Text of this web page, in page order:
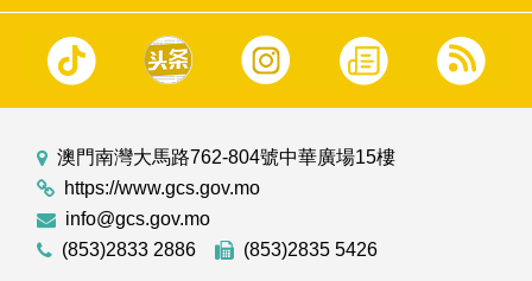
澳門南灣大馬路762-804號中華廣場15樓
https://www.gcs.gov.mo
info@gcs.gov.mo
(853)2833 2886
(853)2835 5426